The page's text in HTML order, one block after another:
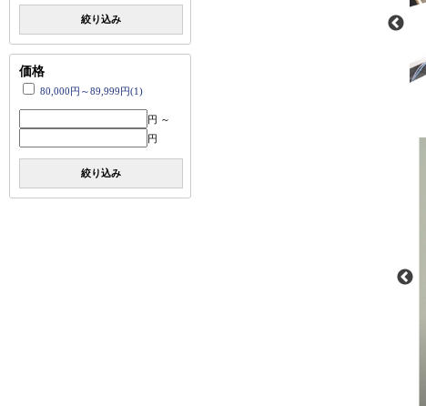
絞り込み
価格
80,000円～89,999円(1)
円 ～
円
絞り込み